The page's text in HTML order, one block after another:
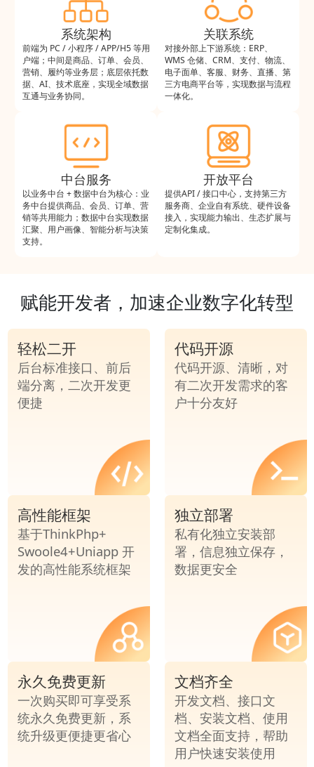
系统架构
前端为 PC / 小程序 / APP/H5 等用
户端；中间是商品、订单、会员、
营销、履约等业务层；底层依托数
据、AI、技术底座，实现全域数据
互通与业务协同。
关联系统
对接外部上下游系统：ERP、
WMS 仓储、CRM、支付、物流、
电子面单、客服、财务、直播、第
三方电商平台等，实现数据与流程
一体化。
中台服务
以业务中台 + 数据中台为核心：业
务中台提供商品、会员、订单、营
销等共用能力；数据中台实现数据
汇聚、用户画像、智能分析与决策
支持。
开放平台
提供API / 接口中心，支持第三方
服务商、企业自有系统、硬件设备
接入，实现能力输出、生态扩展与
定制化集成。
赋能开发者，加速企业数字化转型
轻松二开
后台标准接口、前后
端分离，二次开发更
便捷
代码开源
代码开源、清晰，对
有二次开发需求的客
户十分友好
高性能框架
基于ThinkPhp+
Swoole4+Uniapp 开
发的高性能系统框架
独立部署
私有化独立安装部
署，信息独立保存，
数据更安全
永久免费更新
一次购买即可享受系
统永久免费更新，系
统升级更便捷更省心
文档齐全
开发文档、接口文
档、安装文档、使用
文档全面支持，帮助
用户快速安装使用